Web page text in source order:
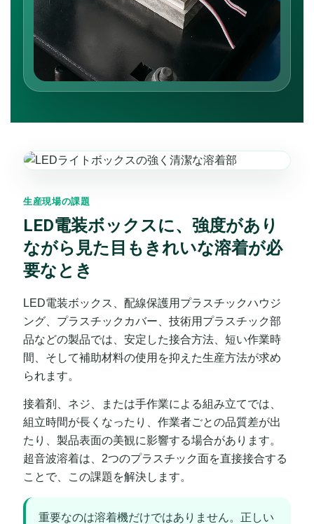
生産現場の課題
LED電装ボックスに、強度があり
ながら見た目もきれいな溶着が必
要なとき
LED電装ボックス、配線保護用プラスチックハウジ
ング、プラスチックカバー、技術用プラスチック部
品などの製品では、安定した接合方法、短い作業時
間、そして補助材料の使用を抑えた生産方法が求め
られます。
接着剤、ネジ、または手作業による組み立てでは、
組立時間が長くなったり、作業者ごとの品質差が出
たり、製品表面の美観に影響する場合があります。
超音波溶着は、2つのプラスチック面を直接接合する
ことで、この課題を解決します。
重要なのは溶着機だけではありません。正しい